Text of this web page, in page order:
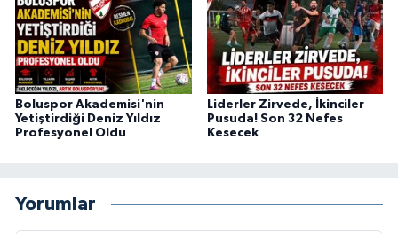
Boluspor Akademisi'nin
Yetiştirdiği Deniz Yıldız
Profesyonel Oldu
Liderler Zirvede, İkinciler
Pusuda! Son 32 Nefes
Kesecek
Yorumlar